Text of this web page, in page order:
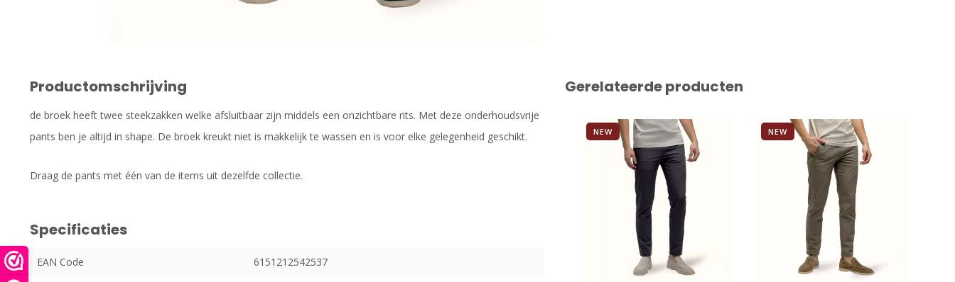
Productomschrijving
de broek heeft twee steekzakken welke afsluitbaar zijn middels een onzichtbare rits. Met deze onderhoudsvrije
pants ben je altijd in shape. De broek kreukt niet is makkelijk te wassen en is voor elke gelegenheid geschikt.
Draag de pants met één van de items uit dezelfde collectie.
Specificaties
EAN Code 6151212542537
Gerelateerde producten
NEW NEW